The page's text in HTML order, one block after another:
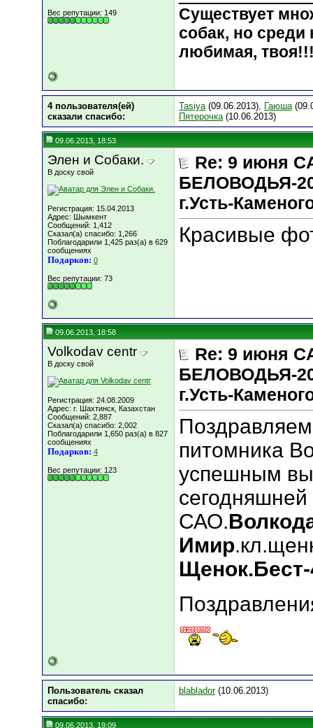
Вес репутации: 149
Существует
собак, но среди
любимая,
4 пользователя(ей)
сказали cпасибо:
Tasiya(09.06.2013), Гаюша
Пятерочка(10.06.2013)
09.06.2013, 18:53
Элен и Собаки.
В доску свой
Регистрация: 15.04.2013
Адрес: Шымкент
Сообщений: 1,412
Сказал(а) спасибо: 1,266
Поблагодарили 1,425 раз(а) в 629
сообщениях
Подарков: 0
Вес репутации: 73
Re: 9 июня
БЕЛОВОДЬЯ-
г.Усть-
Красивые
09.06.2013, 18:58
Volkodav centr
В доску свой
Регистрация: 24.08.2009
Адрес: г. Шахтинск, Казахстан
Сообщений: 2,887
Сказал(а) спасибо: 2,002
Поблагодарили 1,650 раз(а) в 827
сообщениях
Подарков: 4
Вес репутации: 123
Re: 9 июня
БЕЛОВОДЬЯ-
г.Усть-
питомника
успешным
сегодняшней
САО.
Имир
Пользователь сказал
cпасибо:
blablador(10.06.2013)
09.06.2013, 19:09